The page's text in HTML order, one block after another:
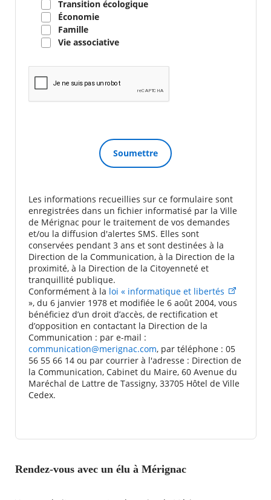
Transition écologique
Économie
Famille
Vie associative
Les informations recueillies sur ce formulaire sont
enregistrées dans un fichier informatisé par la Ville
de Mérignac pour le traitement de vos demandes
et/ou la diffusion d'alertes SMS. Elles sont
conservées pendant 3 ans et sont destinées à la
Direction de la Communication, à la Direction de la
proximité, à la Direction de la Citoyenneté et
tranquillité publique.
Conformément à la loi « informatique et libertés
», du 6 janvier 1978 et modifiée le 6 août 2004, vous
bénéficiez d’un droit d’accès, de rectification et
d’opposition en contactant la Direction de la
Communication : par e-mail :
communication@merignac.com, par téléphone : 05
56 55 66 14 ou par courrier à l'adresse : Direction de
la Communication, Cabinet du Maire, 60 Avenue du
Maréchal de Lattre de Tassigny, 33705 Hôtel de Ville
Cedex.
Rendez-vous avec un élu à Mérignac